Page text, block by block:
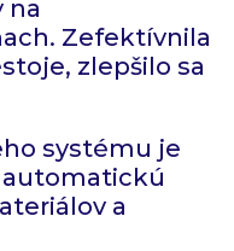
na
Zefektívnila
zlepšilo sa
systému je
a